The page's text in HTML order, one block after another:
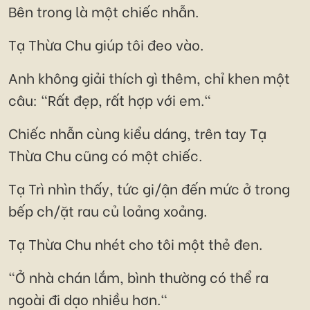
Bên trong là một chiếc nhẫn.
Tạ Thừa Chu giúp tôi đeo vào.
Anh không giải thích gì thêm, chỉ khen một
câu: "Rất đẹp, rất hợp với em."
Chiếc nhẫn cùng kiểu dáng, trên tay Tạ
Thừa Chu cũng có một chiếc.
Tạ Trì nhìn thấy, tức gi/ận đến mức ở trong
bếp ch/ặt rau củ loảng xoảng.
Tạ Thừa Chu nhét cho tôi một thẻ đen.
"Ở nhà chán lắm, bình thường có thể ra
ngoài đi dạo nhiều hơn."